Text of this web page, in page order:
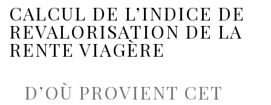
CALCUL DE L’INDICE DE
REVALORISATION DE LA
RENTE VIAGÈRE
D’OÙ PROVIENT CET